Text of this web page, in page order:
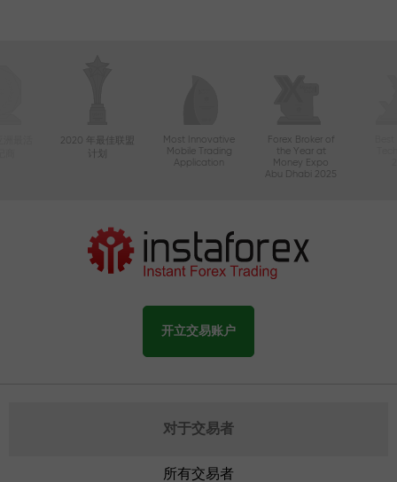
2020 年最佳联盟
Most Innovative
Mobile Trading
Application
Forex Broker of
the Year at
Money Expo
Abu Dhabi 2025
开立交易账户
对于交易者
所有交易者